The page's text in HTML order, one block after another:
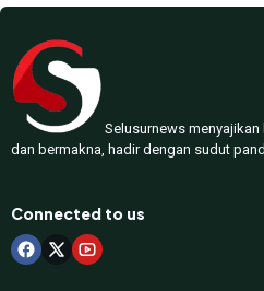
Selusurnews
dan bermakna, hadir dengan sudut
Connected to us